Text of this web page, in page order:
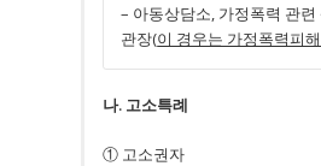
– 아동상담소, 가정폭력 관
관장(이 경우는 가정폭력피
나. 고소특례
① 고소권자